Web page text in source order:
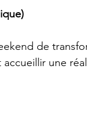
de
une